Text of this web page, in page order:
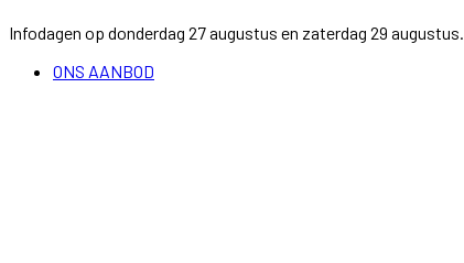
Infodagen op donderdag 27 augustus en zaterdag 29 augustus.
ONS AANBOD